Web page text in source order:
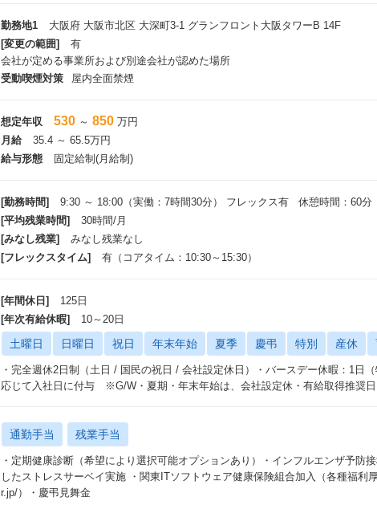
勤務地1
大阪府 大阪市北区 大深町3-1 グランフロント大阪タワーB 14F
[変更の範囲]
有
会社が定める事業所および別途会社が認めた場所
受動喫煙対策
屋内全面禁煙
想定年収 530 ～ 850 万円
月給
35.4 ～ 65.5万円
給与形態
固定給制(月給制)
[勤務時間]
9:30 ～ 18:00（実働：7時間30分） フレックス有 休憩時間：60分
[平均残業時間]
30時間/月
[みなし残業]
みなし残業なし
[フレックスタイム]
有（コアタイム：10:30～15:30）
[年間休日]
125日
[年次有給休暇]
10～20日
土曜日 日曜日 祝日 年末年始 夏季 慶弔 特別 産休
・完全週休2日制（土日 / 国民の祝日 / 会社設定休日）・バースデー休暇：1日
応じて入社日に付与 ※G/W・夏期・年末年始は、会社設定休・有給取得推奨
通勤手当 残業手当
・定期健康診断（希望により選択可能オプションあり）・インフルエンザ予防
したストレスサーベイ実施 ・関東ITソフトウェア健康保険組合加入（各種福利
r.jp/）・慶弔見舞金